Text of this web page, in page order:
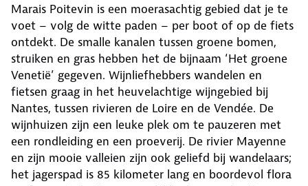
Marais Poitevin is een moerasachtig gebied dat je te
voet – volg de witte paden – per boot of op de fiets
ontdekt. De smalle kanalen tussen groene bomen,
struiken en gras hebben het de bijnaam ‘Het groene
Venetië’ gegeven. Wijnliefhebbers wandelen en
fietsen graag in het heuvelachtige wijngebied bij
Nantes, tussen rivieren de Loire en de Vendée. De
wijnhuizen zijn een leuke plek om te pauzeren met
een rondleiding en een proeverij. De rivier Mayenne
en zijn mooie valleien zijn ook geliefd bij wandelaars;
het jagerspad is 85 kilometer lang en boordevol flora